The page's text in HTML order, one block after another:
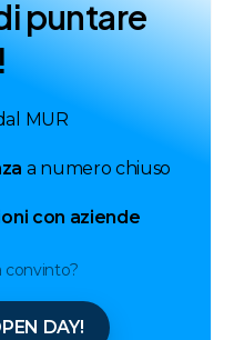
ipuntare
MUR
a numero chiuso
con aziende
convinto?
DAY!